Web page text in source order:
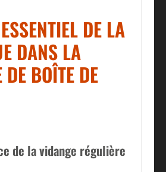
DE LA
DANS LA
BOÎTE DE
de la vidange régulière